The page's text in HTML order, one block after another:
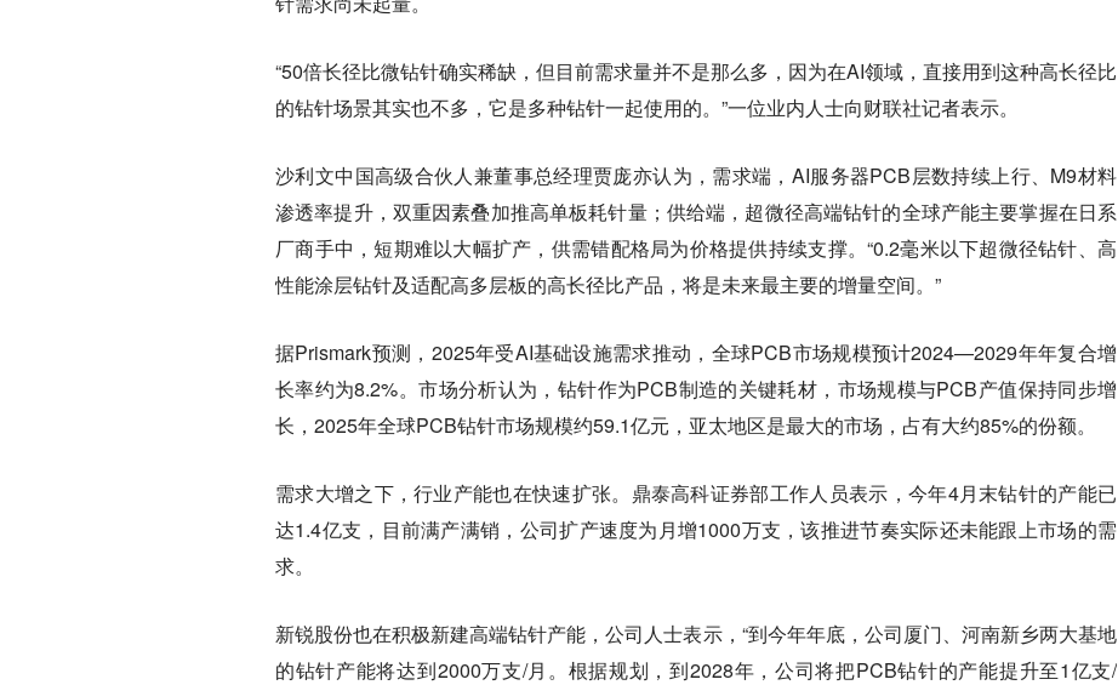
“50倍长径比微钻针确实稀缺，但目前需求量并不是那么多，因为在AI领域，直接用到这种高长径比
的钻针场景其实也不多，它是多种钻针一起使用的。”一位业内人士向财联社记者表示。
沙利文中国高级合伙人兼董事总经理贾庞亦认为，需求端，AI服务器PCB层数持续上行、M9材料
渗透率提升，双重因素叠加推高单板耗针量；供给端，超微径高端钻针的全球产能主要掌握在日系
厂商手中，短期难以大幅扩产，供需错配格局为价格提供持续支撑。“0.2毫米以下超微径钻针、高
性能涂层钻针及适配高多层板的高长径比产品，将是未来最主要的增量空间。”
据Prismark预测，2025年受AI基础设施需求推动，全球PCB市场规模预计2024—2029年年复合增
长率约为8.2%。市场分析认为，钻针作为PCB制造的关键耗材，市场规模与PCB产值保持同步增
长，2025年全球PCB钻针市场规模约59.1亿元，亚太地区是最大的市场，占有大约85%的份额。
需求大增之下，行业产能也在快速扩张。鼎泰高科证券部工作人员表示，今年4月末钻针的产能已
达1.4亿支，目前满产满销，公司扩产速度为月增1000万支，该推进节奏实际还未能跟上市场的需
求。
新锐股份也在积极新建高端钻针产能，公司人士表示，“到今年年底，公司厦门、河南新乡两大基地
的钻针产能将达到2000万支/月。根据规划，到2028年，公司将把PCB钻针的产能提升至1亿支/